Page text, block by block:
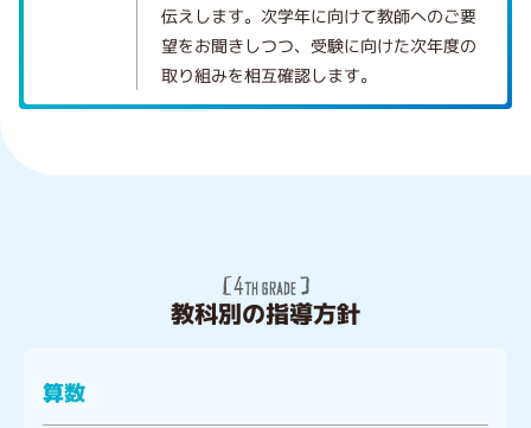
伝えします。次学年に向けて教師へのご要
望をお聞きしつつ、受験に向けた次年度の
取り組みを相互確認します。
教科別の指導方針
算数